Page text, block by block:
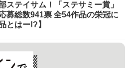
ステイサム！「ステサミー賞」
募総数941票 全54作品の栄冠に
とはー!?】